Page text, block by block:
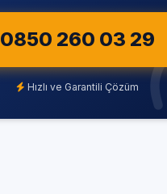
0850 260 03 29
Hızlı ve Garantili Çözüm